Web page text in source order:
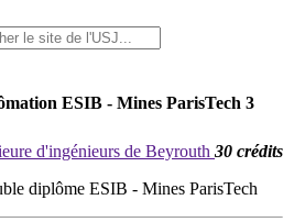
ESIB - Mines ParisTech 3
d'ingénieurs de Beyrouth 30 crédits
diplôme ESIB - Mines ParisTech